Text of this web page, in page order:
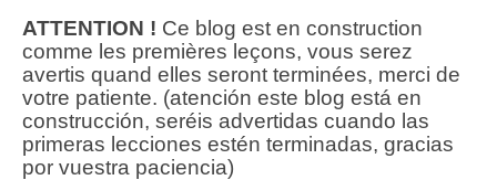
ATTENTION ! Ce blog est en construction
comme les premières leçons, vous serez
avertis quand elles seront terminées, merci de
votre patiente. (atención este blog está en
construcción, seréis advertidas cuando las
primeras lecciones estén terminadas, gracias
por vuestra paciencia)